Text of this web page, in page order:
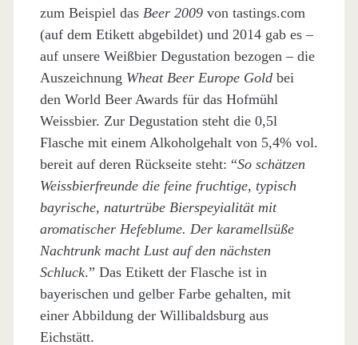
zum Beispiel das Beer 2009von tastings.com
(auf dem Etikett abgebildet) und 2014 gab es –
auf unsere Weißbier Degustation bezogen – die
Auszeichnung Wheat Beer Europe Goldbei
den World Beer Awards für das Hofmühl
Weissbier. Zur Degustation steht die 0,5l
Flasche mit einem Alkoholgehalt von 5,4% vol.
bereit auf deren Rückseite steht: “So schätzen
Weissbierfreunde die feine fruchtige, typisch
bayrische, naturtrübe Bierspeyialität mit
aromatischer Hefeblume. Der karamellsüße
Nachtrunk macht Lust auf den nächsten
Schluck.” Das Etikett der Flasche ist in
bayerischen und gelber Farbe gehalten, mit
einer Abbildung der Willibaldsburg aus
Eichstätt.